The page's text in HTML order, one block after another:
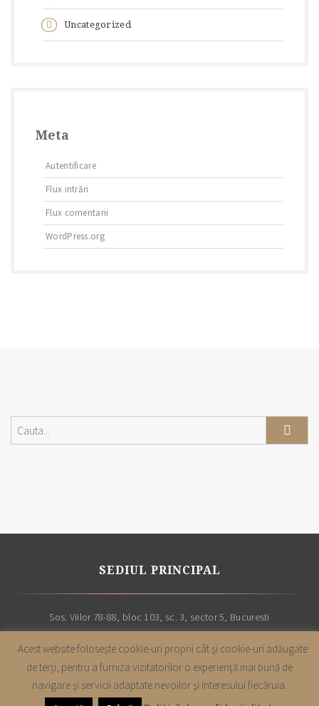
Uncategorized
Meta
Autentificare
Flux intrări
Flux comentarii
WordPress.org
SEDIUL PRINCIPAL
Sos. Viilor 78-88, bloc 103, sc. 3, sector 5, Bucuresti
Copyright |Cabinet avocatura Leon & Asociatii| Toate drepturile sunt
Acest website foloseşte cookie-uri proprii cât şi cookie-uri adăugate
de terţi, pentru a furniza vizitatorilor o experienţă mai bună de
navigare şi servicii adaptate nevoilor şi interesului fiecăruia.